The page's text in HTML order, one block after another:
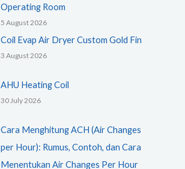
Operating Room
5 August 2026
Coil Evap Air Dryer Custom Gold Fin
3 August 2026
AHU Heating Coil
30 July 2026
Cara Menghitung ACH (Air Changes
per Hour): Rumus, Contoh, dan Cara
Menentukan Air Changes Per Hour